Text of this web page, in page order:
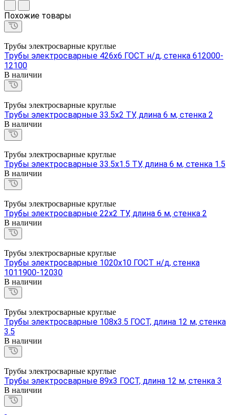
Похожие товары
Трубы электросварные круглые
Трубы электросварные 426х6 ГОСТ н/д, стенка 612000-
12100
В наличии
Трубы электросварные круглые
Трубы электросварные 33.5х2 ТУ, длина 6 м, стенка 2
В наличии
Трубы электросварные круглые
Трубы электросварные 33.5х1.5 ТУ, длина 6 м, стенка 1.5
В наличии
Трубы электросварные круглые
Трубы электросварные 22х2 ТУ, длина 6 м, стенка 2
В наличии
Трубы электросварные круглые
Трубы электросварные 1020х10 ГОСТ н/д, стенка
1011900-12030
В наличии
Трубы электросварные круглые
Трубы электросварные 108х3.5 ГОСТ, длина 12 м, стенка
3.5
В наличии
Трубы электросварные круглые
Трубы электросварные 89х3 ГОСТ, длина 12 м, стенка 3
В наличии